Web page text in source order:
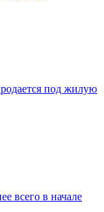
под жилую
всего в начале